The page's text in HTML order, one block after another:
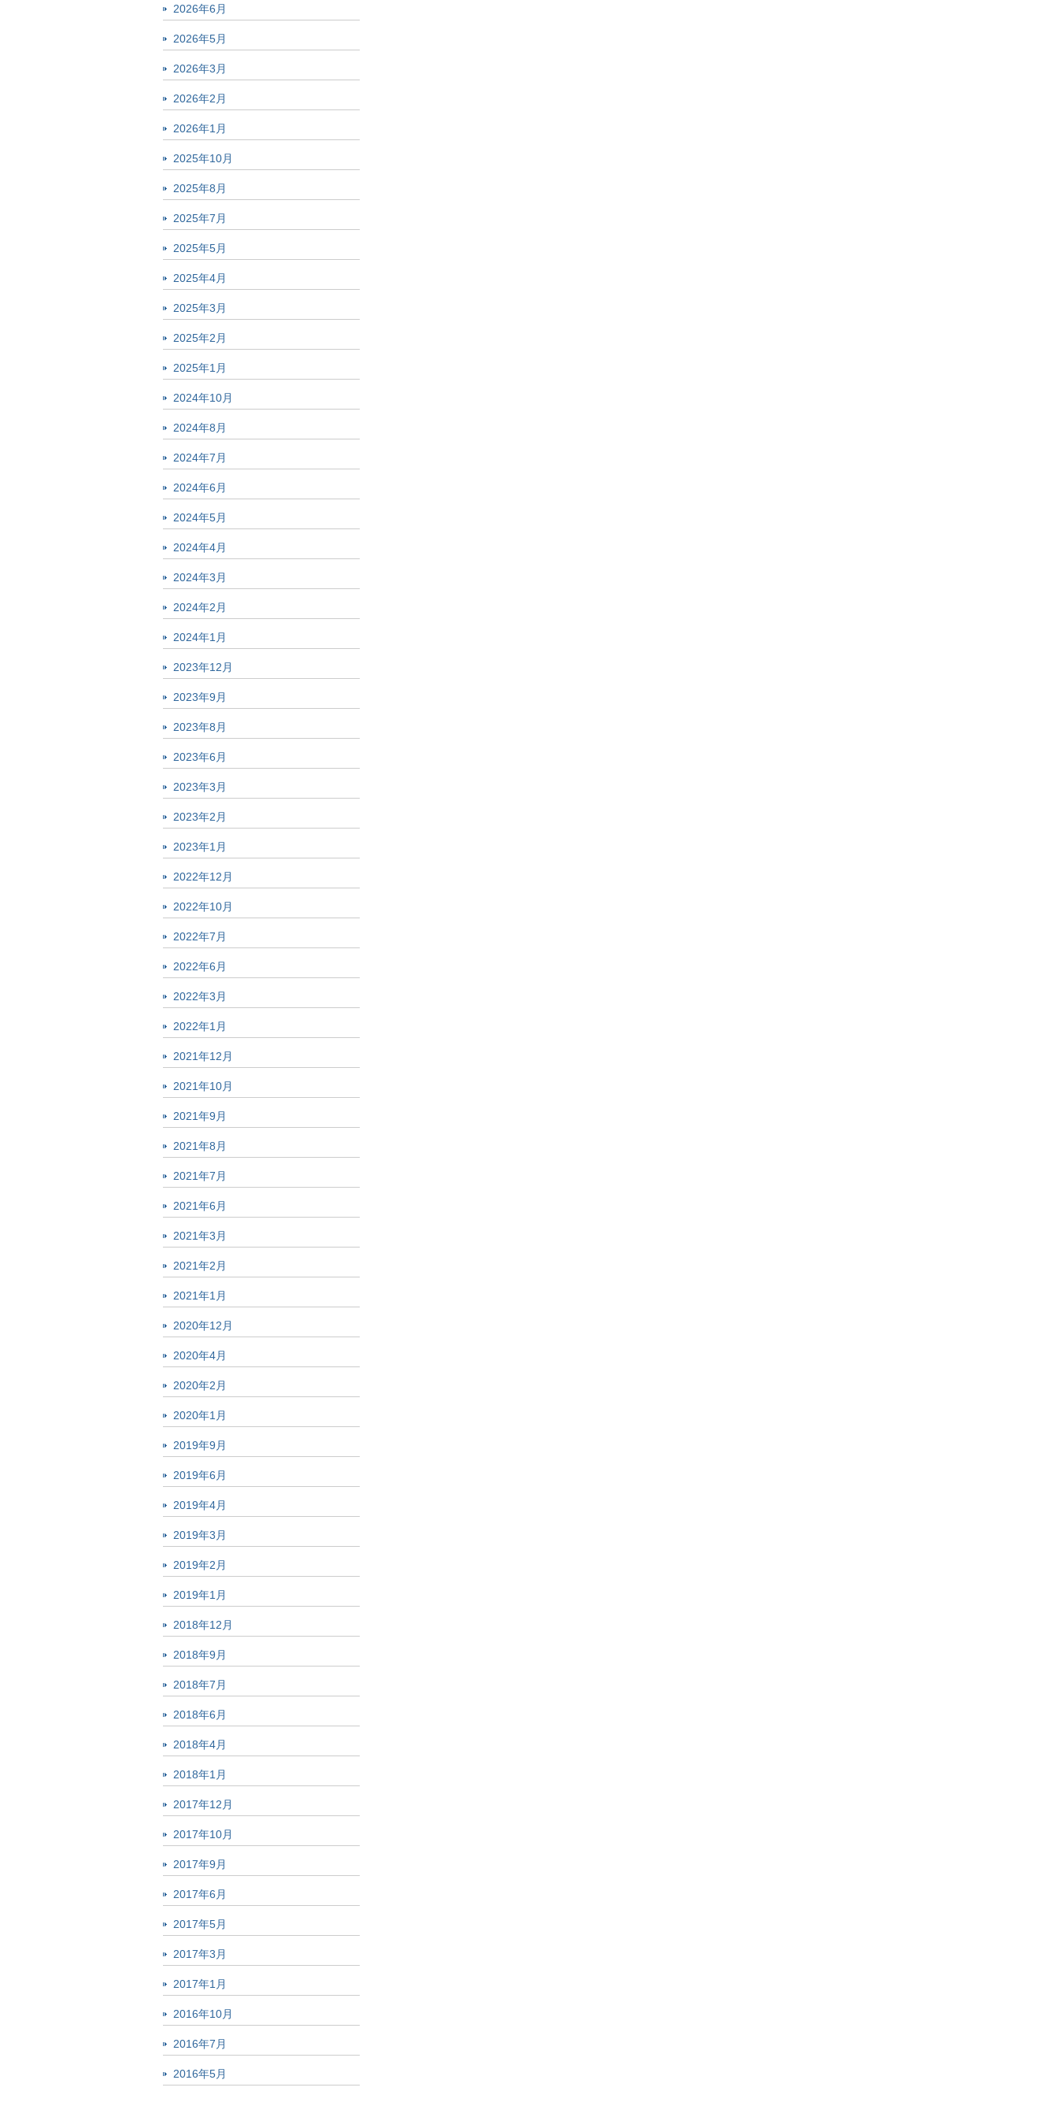
2026年6月
2026年5月
2026年3月
2026年2月
2026年1月
2025年10月
2025年8月
2025年7月
2025年5月
2025年4月
2025年3月
2025年2月
2025年1月
2024年10月
2024年8月
2024年7月
2024年6月
2024年5月
2024年4月
2024年3月
2024年2月
2024年1月
2023年12月
2023年9月
2023年8月
2023年6月
2023年3月
2023年2月
2023年1月
2022年12月
2022年10月
2022年7月
2022年6月
2022年3月
2022年1月
2021年12月
2021年10月
2021年9月
2021年8月
2021年7月
2021年6月
2021年3月
2021年2月
2021年1月
2020年12月
2020年4月
2020年2月
2020年1月
2019年9月
2019年6月
2019年4月
2019年3月
2019年2月
2019年1月
2018年12月
2018年9月
2018年7月
2018年6月
2018年4月
2018年1月
2017年12月
2017年10月
2017年9月
2017年6月
2017年5月
2017年3月
2017年1月
2016年10月
2016年7月
2016年5月